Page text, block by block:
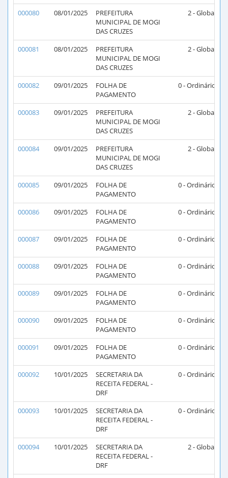
000080 08/01/2025
PREFEITURA
MUNICIPAL DE MOGI
DAS CRUZES
2 - Global
000081 08/01/2025
PREFEITURA
MUNICIPAL DE MOGI
DAS CRUZES
2 - Global
000082 09/01/2025
FOLHA DE
PAGAMENTO
0 - Ordinário
000083 09/01/2025
PREFEITURA
MUNICIPAL DE MOGI
DAS CRUZES
2 - Global
000084 09/01/2025
PREFEITURA
MUNICIPAL DE MOGI
DAS CRUZES
2 - Global
000085 09/01/2025
FOLHA DE
PAGAMENTO
0 - Ordinário
000086 09/01/2025
FOLHA DE
PAGAMENTO
0 - Ordinário
000087 09/01/2025
FOLHA DE
PAGAMENTO
0 - Ordinário
000088 09/01/2025
FOLHA DE
PAGAMENTO
0 - Ordinário
000089 09/01/2025
FOLHA DE
PAGAMENTO
0 - Ordinário
000090 09/01/2025
FOLHA DE
PAGAMENTO
0 - Ordinário
000091 09/01/2025
FOLHA DE
PAGAMENTO
0 - Ordinário
000092 10/01/2025
SECRETARIA DA
RECEITA FEDERAL -
DRF
0 - Ordinário
000093 10/01/2025
SECRETARIA DA
RECEITA FEDERAL -
DRF
0 - Ordinário
000094 10/01/2025
SECRETARIA DA
RECEITA FEDERAL -
DRF
2 - Global